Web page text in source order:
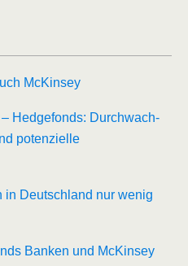
McKinsey
– Hedge­fonds: Durch­wach­
poten­zi­el­le
in Deutsch­land nur wenig
Ban­ken und McK­in­sey